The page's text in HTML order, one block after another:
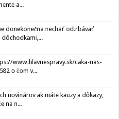
a...
donekonečna nechať od.rbávať
dôchodkami,...
www.hlavnespravy.sk/caka-nas-
o čom v...
novinárov ak máte kauzy a dôkazy,
na n...